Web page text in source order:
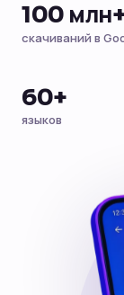
100
скачиваний в
60+
языков